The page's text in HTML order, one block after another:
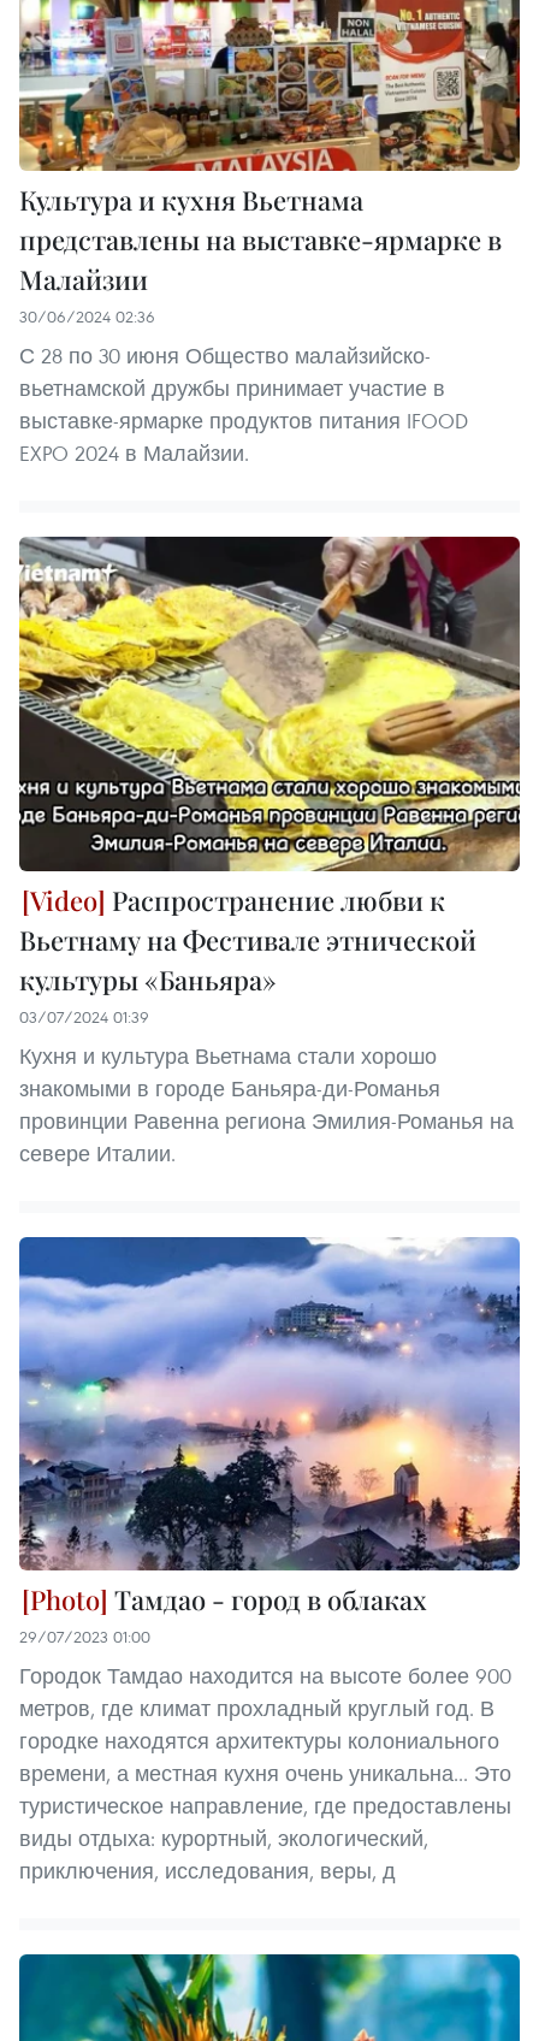
Культура и кухня Вьетнама
представлены на выставке-ярмарке в
Малайзии
30/06/2024 02:36
С 28 по 30 июня Общество малайзийско-
вьетнамской дружбы принимает участие в
выставке-ярмарке продуктов питания IFOOD
EXPO 2024 в Малайзии.
Распространение любви к
Вьетнаму на Фестивале этнической
культуры «Баньяра»
03/07/2024 01:39
Кухня и культура Вьетнама стали хорошо
знакомыми в городе Баньяра-ди-Романья
провинции Равенна региона Эмилия-Романья на
севере Италии.
Тамдао - город в облаках
29/07/2023 01:00
Городок Тамдао находится на высоте более 900
метров, где климат прохладный круглый год. В
городке находятся архитектуры колониального
времени, а местная кухня очень уникальна... Это
туристическое направление, где предоставлены
виды отдыха: курортный, экологический,
приключения, исследования, веры, д